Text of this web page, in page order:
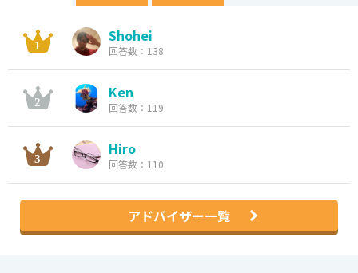
Shohei
回答数：138
Ken
回答数：119
Hiro
回答数：110
アドバイザー一覧